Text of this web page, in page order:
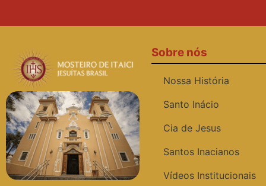
Sobre nós
Nossa História
Santo Inácio
Cia de Jesus
Santos Inacianos
Vídeos Institucionais